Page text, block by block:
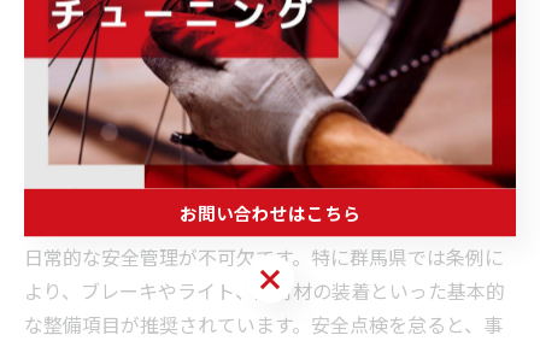
定期的に最新情報をチェックし、必要に応じて自転車保
険への加入や保安部品の確認も忘れず行いましょう。こ
うしたルールの順守が、安全で快適な自転車通勤の土台
となります。
自転車通勤者向け定期点検と安全管理の重要性
自転車通勤を安全に継続するためには、定期的な点検と
日常的な安全管理が不可欠です。特に群馬県では条例に
より、ブレーキやライト、反射材の装着といった基本的
な整備項目が推奨されています。安全点検を怠ると、事
お問い合わせはこちら
お問い合わせはこちら